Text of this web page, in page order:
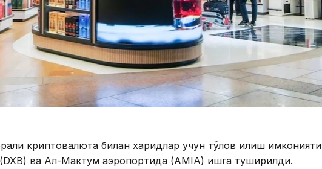
криптовалюта билан харидлар учун тўлов қилиш имконияти
(DXB) ва Ал-Мактум аэропортида (AMIA) ишга туширилди.